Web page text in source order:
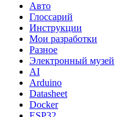
Авто
Глоссарий
Инструкции
Мои разработки
Разное
Электронный музей
AI
Arduino
Datasheet
Docker